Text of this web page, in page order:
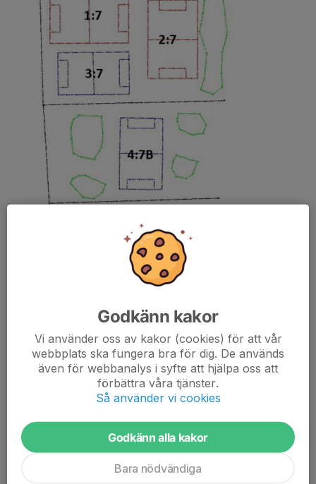
BDX-fältet har riktigt gräs (naturgräs)
7 mot 7 planer: 2st 55x35 m, 2st 50x30 m
5 mot 5 planer: 5st 30x20 m
I byggnaden med fiket finns även 2 omklädningsrum med dusch
samt toaletter och förråd.
Fiket
Godkänn kakor
Vi använder oss av kakor (cookies) för att vår
webbplats ska fungera bra för dig. De används
även för webbanalys i syfte att hjälpa oss att
förbättra våra tjänster.
Så använder vi cookies
Godkänn alla kakor
Bara nödvändiga